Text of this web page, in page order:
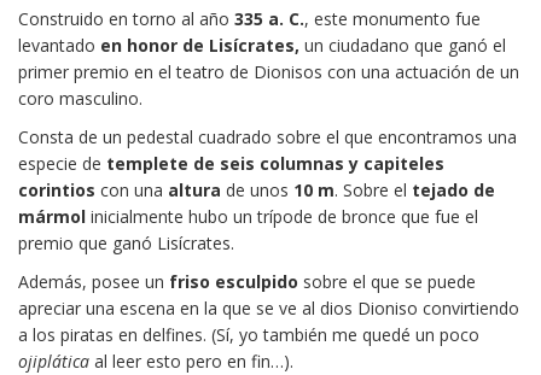
Construido en torno al año 335 a. C., este monumento fue
levantado en honor de Lisícrates, un ciudadano que ganó el
primer premio en el teatro de Dionisos con una actuación de un
coro masculino.
Consta de un pedestal cuadrado sobre el que encontramos una
especie de templete de seis columnas y capiteles
corintios con una altura de unos 10 m. Sobre el tejado de
mármol inicialmente hubo un trípode de bronce que fue el
premio que ganó Lisícrates.
Además, posee un friso esculpido sobre el que se puede
apreciar una escena en la que se ve al dios Dioniso convirtiendo
a los piratas en delfines. (Sí, yo también me quedé un poco
ojiplática al leer esto pero en fin…).